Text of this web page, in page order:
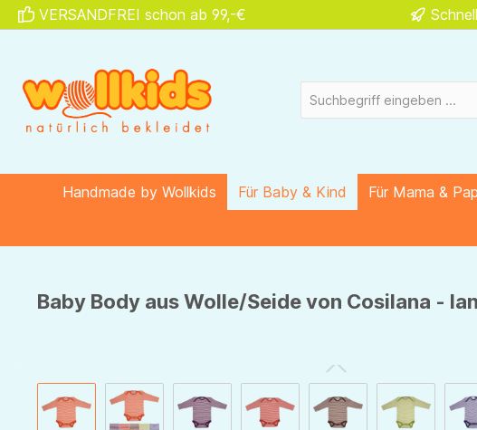
Zur Hauptnavigation springen
VERSANDFREI schon ab 99,-€
Handmade by Wollkids Für Baby & Kind Für Mama &
Baby Body aus Wolle/Seide von Cosilana -
Bildergalerie überspringen